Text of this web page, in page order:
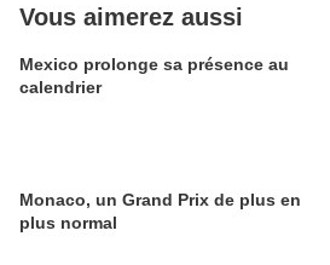
Vous aimerez aussi
Mexico prolonge sa présence au
calendrier
Monaco, un Grand Prix de plus en
plus normal